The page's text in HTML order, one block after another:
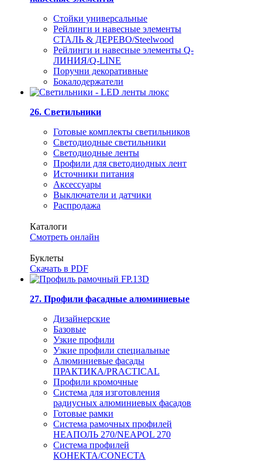
Стойки универсальные
Рейлинги и навесные элементы
СТАЛЬ & ДЕРЕВО/Steelwood
Рейлинги и навесные элементы Q-
ЛИНИЯ/Q-LINE
Поручни декоративные
Бокалодержатели
26. Светильники
Готовые комплекты светильников
Светодиодные светильники
Светодиодные ленты
Профили для светодиодных лент
Источники питания
Аксессуары
Выключатели и датчики
Распродажа
Каталоги
Смотреть онлайн
Буклеты
Скачать в PDF
27. Профили фасадные алюминиевые
Дизайнерские
Базовые
Узкие профили
Узкие профили специальные
Алюминиевые фасады
ПРАКТИКА/PRACTICAL
Профили кромочные
Система для изготовления
радиусных алюминиевых фасадов
Готовые рамки
Система рамочных профилей
НЕАПОЛЬ 270/NEAPOL 270
Система профилей
КОНЕКТА/CONECTA